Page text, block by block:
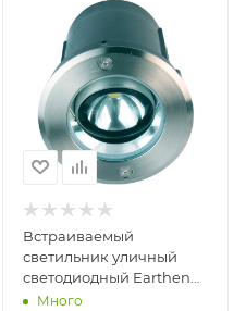
Встраиваемый
светильник уличный
светодиодный Earthen
3039-1U IP67
Много